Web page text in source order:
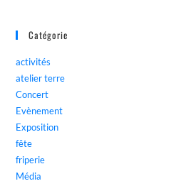
Catégorie
activités
atelier terre
Concert
Evènement
Exposition
fête
friperie
Média